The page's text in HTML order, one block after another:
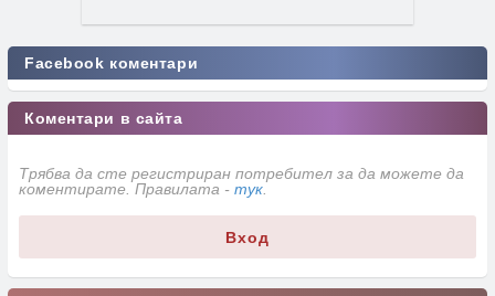
Facebook коментари
Коментари в сайта
Трябва да сте регистриран потребител за да можете да
коментирате. Правилата - тук
Вход